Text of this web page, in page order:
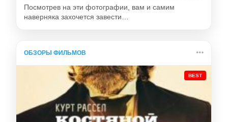
Посмотрев на эти фотографии, вам и самим
наверняка захочется завести…
ОБЗОРЫ ФИЛЬМОВ
BEST